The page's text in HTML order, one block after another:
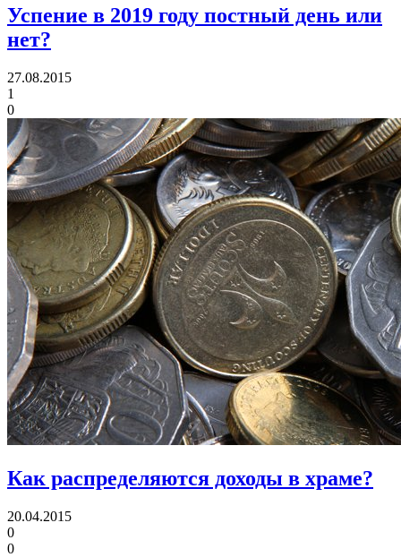
Успение в 2019 году постный день или
нет?
27.08.2015
1
0
Как распределяются доходы в храме?
20.04.2015
0
0